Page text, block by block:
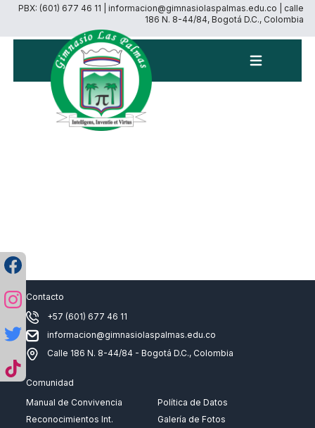
PBX: (601) 677 46 11 | informacion@gimnasiolaspalmas.edu.co | calle
186 N. 8-44/84, Bogotá D.C., Colombia
Menú
Contacto
+57 (601) 677 46 11
informacion@gimnasiolaspalmas.edu.co
Calle 186 N. 8-44/84 - Bogotá D.C., Colombia
Comunidad
Manual de Convivencia
Política de Datos
Reconocimientos Int.
Galería de Fotos